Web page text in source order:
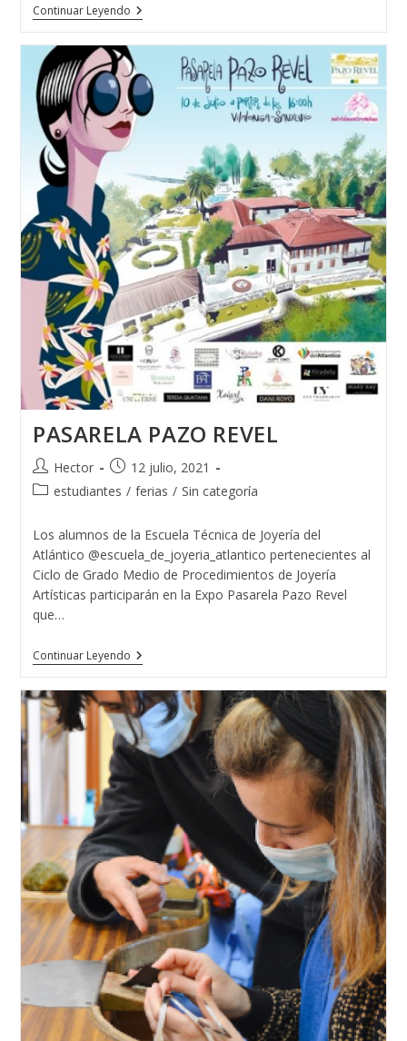
Continuar LeyendoMONOGRAFICOS
DE
PASARELA PAZO REVEL
Autor
de
Hector
Publicación
de
12 julio, 2021
Categoría
la
entrada:
estudiantes / ferias / Sin categoría
Los alumnos de la Escuela Técnica de Joyería del
Atlántico @escuela_de_joyeria_atlantico pertenecientes al
Ciclo de Grado Medio de Procedimientos de Joyería
Artísticas participarán en la Expo Pasarela Pazo Revel
que…
Continuar LeyendoPASARELA
PAZO